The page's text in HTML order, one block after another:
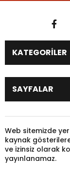
KATEGORİLER
DÜNYA
EKONOMİ
SAĞLIK
TARIM
GÜNDEM
KADIN
KÜLTÜR & SANAT
SAYFALAR
Pariteler
Puan Durumu
Gazeteler
Web sitemizde
kaynak
ve izinsiz olarak
yayınlanamaz.